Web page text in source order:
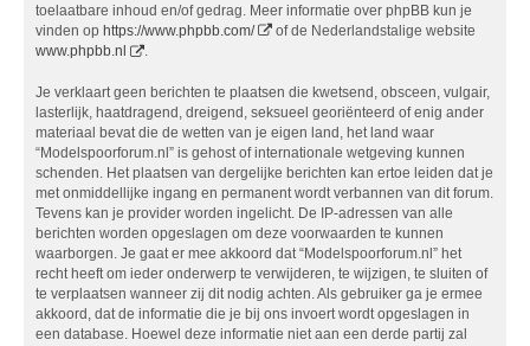
toelaatbare inhoud en/of gedrag. Meer informatie over phpBB kun je
vinden op https://www.phpbb.com/
of de Nederlandstalige website
www.phpbb.nl
.
Je verklaart geen berichten te plaatsen die kwetsend, obsceen, vulgair,
lasterlijk, haatdragend, dreigend, seksueel georiënteerd of enig ander
materiaal bevat die de wetten van je eigen land, het land waar
“Modelspoorforum.nl” is gehost of internationale wetgeving kunnen
schenden. Het plaatsen van dergelijke berichten kan ertoe leiden dat je
met onmiddellijke ingang en permanent wordt verbannen van dit forum.
Tevens kan je provider worden ingelicht. De IP-adressen van alle
berichten worden opgeslagen om deze voorwaarden te kunnen
waarborgen. Je gaat er mee akkoord dat “Modelspoorforum.nl” het
recht heeft om ieder onderwerp te verwijderen, te wijzigen, te sluiten of
te verplaatsen wanneer zij dit nodig achten. Als gebruiker ga je ermee
akkoord, dat de informatie die je bij ons invoert wordt opgeslagen in
een database. Hoewel deze informatie niet aan een derde partij zal